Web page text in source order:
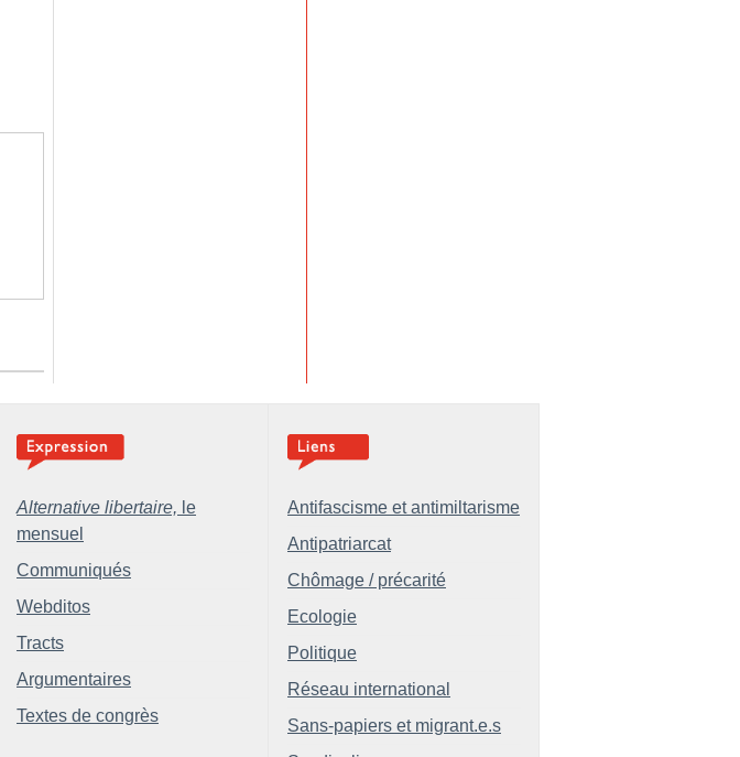
Alternative libertaire, le
mensuel
Communiqués
Webditos
Tracts
Argumentaires
Textes de congrès
Antifascisme et antimiltarisme
Antipatriarcat
Chômage / précarité
Ecologie
Politique
Réseau international
Sans-papiers et migrant.e.s